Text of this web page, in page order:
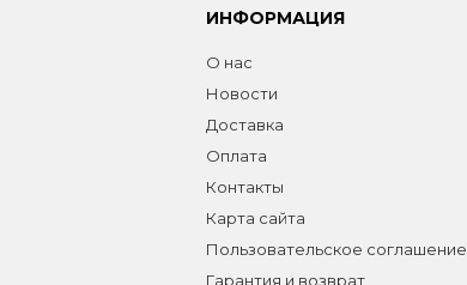
ИНФОРМАЦИЯ
О нас
Новости
Доставка
Оплата
Контакты
Карта сайта
Пользовательское соглашение
Гарантия и возврат